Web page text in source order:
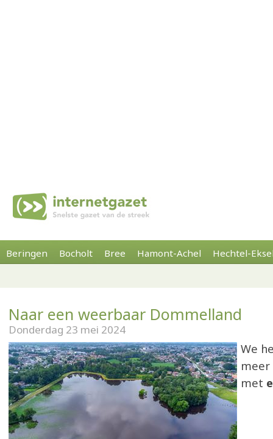
Beringen Bocholt Bree Hamont-Achel Hechtel-
Naar een weerbaar Dommelland
Donderdag 23 mei 2024
We
met